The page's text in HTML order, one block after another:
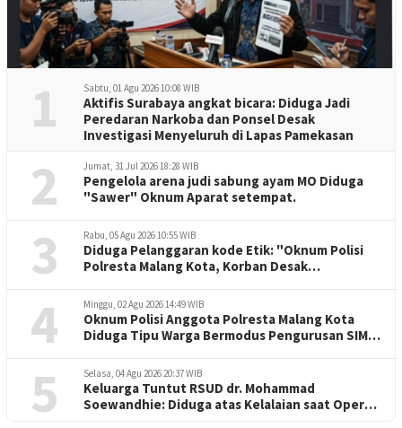
1 Sabtu, 01 Agu 2026 10:08 WIB
Aktifis Surabaya angkat bicara: Diduga Jadi
Peredaran Narkoba dan Ponsel Desak
Investigasi Menyeluruh di Lapas Pamekasan
2 Jumat, 31 Jul 2026 18:28 WIB
Pengelola arena judi sabung ayam MO Diduga
"Sawer" Oknum Aparat setempat.
3 Rabu, 05 Agu 2026 10:55 WIB
Diduga Pelanggaran kode Etik: "Oknum Polisi
Polresta Malang Kota, Korban Desak
4 Minggu, 02 Agu 2026 14:49 WIB
Oknum Polisi Anggota Polresta Malang Kota
Diduga Tipu Warga Bermodus Pengurusan SIM
5 Selasa, 04 Agu 2026 20:37 WIB
Keluarga Tuntut RSUD dr. Mohammad
Soewandhie: Diduga atas Kelalaian saat Operasi